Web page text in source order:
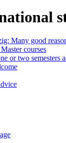
Many good
courses
or two